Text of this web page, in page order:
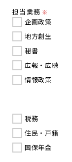
担当業務 ※
企画政策
地方創生
秘書
広報・広聴
情報政策
税務
住民・戸籍
国保年金